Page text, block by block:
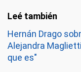
Hernán Drago
Alejandra
que es"